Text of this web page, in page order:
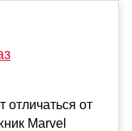
отличаться от
Marvel